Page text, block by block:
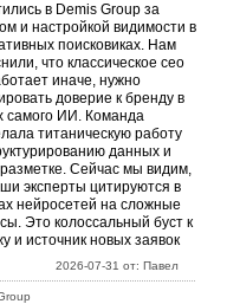
в Demis Group за
и настройкой видимости в
поисковиках. Нам
что классическое сео
иначе, нужно
доверие к бренду в
самого ИИ. Команда
титаническую работу
данных и
Сейчас мы видим,
эксперты цитируются в
нейросетей на сложные
Это колоссальный буст к
и источник новых заявок
2026-07-31 от: Павел